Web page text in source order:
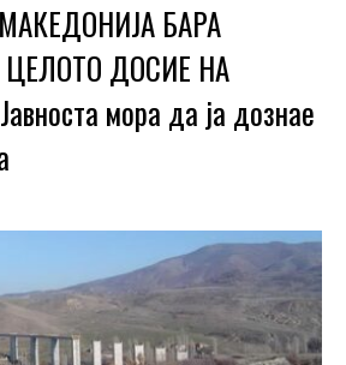
БАРА
ДОСИЕ НА
мора да ја дознае